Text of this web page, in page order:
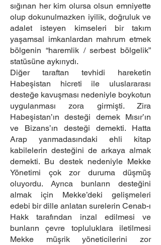
sığınan her kim olursa olsun emniyette
olup dokunulmazken iyilik, doğruluk ve
adalet isteyen kimseleri bir takım
yaşamsal imkanlardan mahrum etmek
bölgenin “haremlik / serbest bölgelik”
statüsüne aykırıydı.
Diğer taraftan tevhidi hareketin
Habeşistan hicreti ile uluslararası
desteğe kavuşması nedeniyle boykotun
uygulanması zora girmişti. Zira
Habeşistan’ın desteği demek Mısır’ın
ve Bizans’ın desteği demekti. Hatta
Arap yarımadasındaki ehli kitap
kabilelerin desteğini de arkaya almak
demekti. Bu destek nedeniyle Mekke
Yönetimi çok zor duruma düşmüş
oluyordu. Ayrıca bunların desteğini
almak için Mekke’deki gelişmeleri
edebi bir dille anlatan surelerin Cenab-ı
Hakk tarafından inzal edilmesi ve
bunların çevre topluluklara iletilmesi
Mekke müşrik yöneticilerini zor